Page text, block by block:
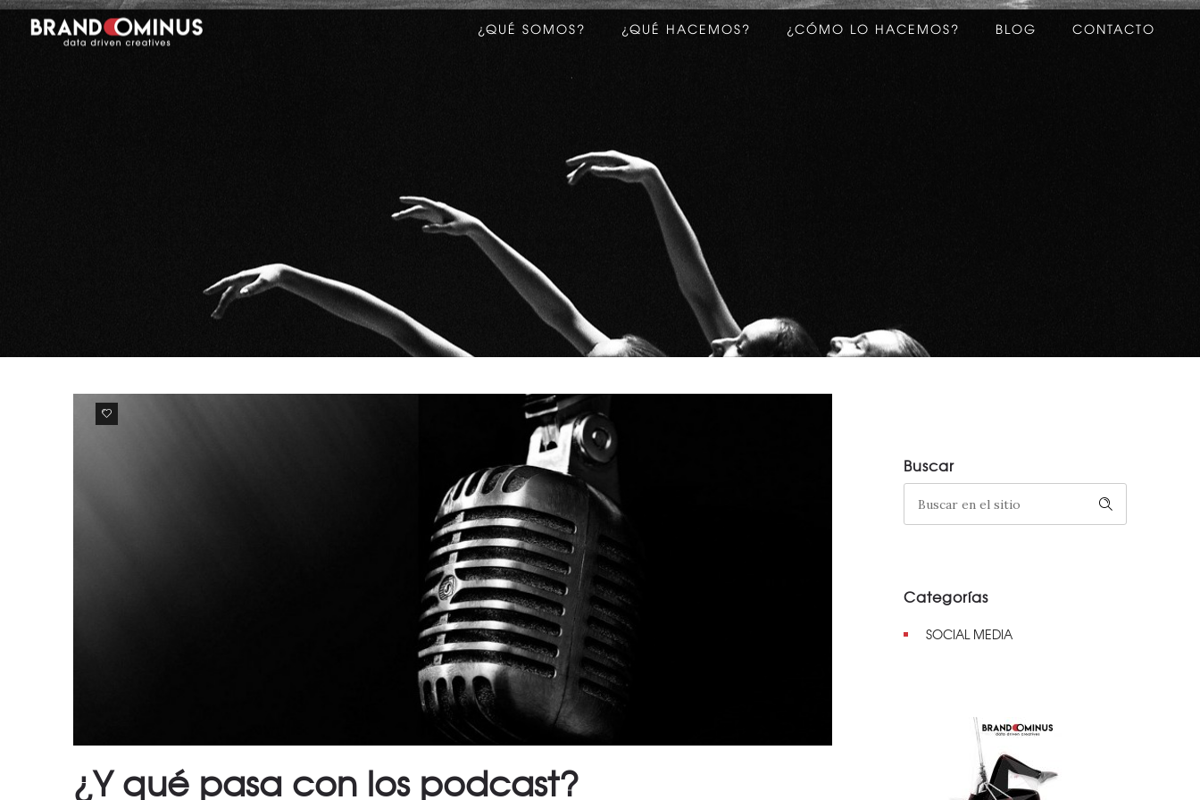
¿QUÉ SOMOS? ¿QUÉ HACEMOS? ¿CÓMO LO HACEMOS? BLOG CONTACTO
0
¿Y qué pasa con los podcast?
Buscar
Categorías
SOCIAL MEDIA